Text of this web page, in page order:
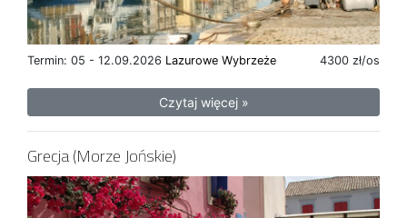
Termin: 05 - 12.09.2026 4300 zł/os
Lazurowe Wybrzeże
Czytaj więcej »
Grecja (Morze Jońskie)